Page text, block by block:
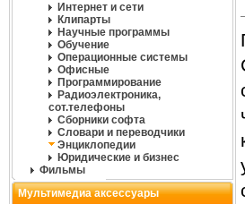
Интернет и сети
Клипарты
Научные программы
Обучение
Операционные системы
Офисные
Программирование
Радиоэлектроника,
сот.телефоны
Сборники софта
Словари и переводчики
Энциклопедии
Юридические и бизнес
Фильмы
Мультимедиа аксессуары